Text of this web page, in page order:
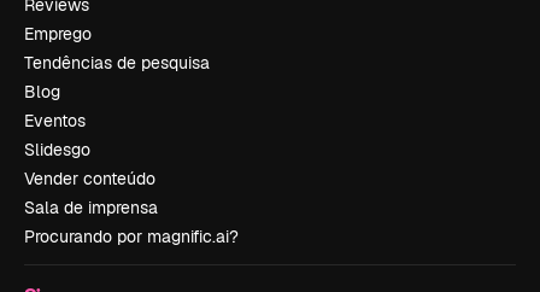
Reviews
Emprego
Tendências de pesquisa
Blog
Eventos
Slidesgo
Vender conteúdo
Sala de imprensa
Procurando por magnific.ai?